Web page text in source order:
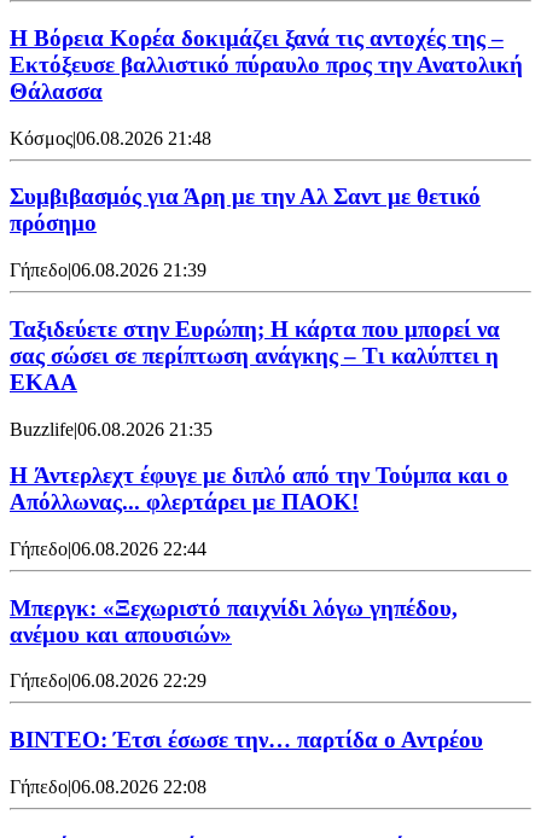
Η Βόρεια Κορέα δοκιμάζει ξανά τις αντοχές της –
Εκτόξευσε βαλλιστικό πύραυλο προς την Ανατολική
Θάλασσα
Κόσμος|06.08.2026 21:48
Συμβιβασμός για Άρη με την Αλ Σαντ με θετικό
πρόσημο
Γήπεδο|06.08.2026 21:39
Ταξιδεύετε στην Ευρώπη; Η κάρτα που μπορεί να
σας σώσει σε περίπτωση ανάγκης – Τι καλύπτει η
ΕΚΑΑ
Buzzlife|06.08.2026 21:35
H Άντερλεχτ έφυγε με διπλό από την Τούμπα και ο
Απόλλωνας... φλερτάρει με ΠΑΟΚ!
Γήπεδο|06.08.2026 22:44
Μπεργκ: «Ξεχωριστό παιχνίδι λόγω γηπέδου,
ανέμου και απουσιών»
Γήπεδο|06.08.2026 22:29
ΒΙΝΤΕΟ: Έτσι έσωσε την… παρτίδα ο Αντρέου
Γήπεδο|06.08.2026 22:08